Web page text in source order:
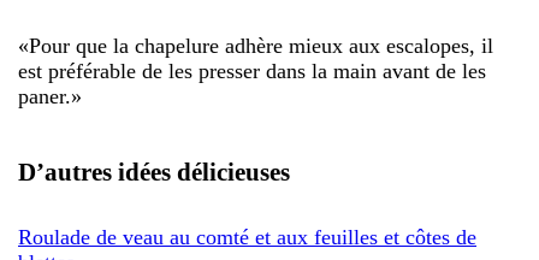
«Pour que la chapelure adhère mieux aux escalopes, il
est préférable de les presser dans la main avant de les
paner.»
D’autres idées délicieuses
Roulade de veau au comté et aux feuilles et côtes de